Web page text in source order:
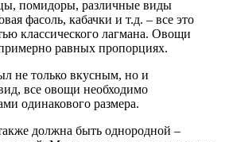
помидоры, различные виды
фасоль, кабачки и т.д. – все это
классического лагмана. Овощи
равных пропорциях.
не только вкусным, но и
все овощи необходимо
одинакового размера.
должна быть однородной –